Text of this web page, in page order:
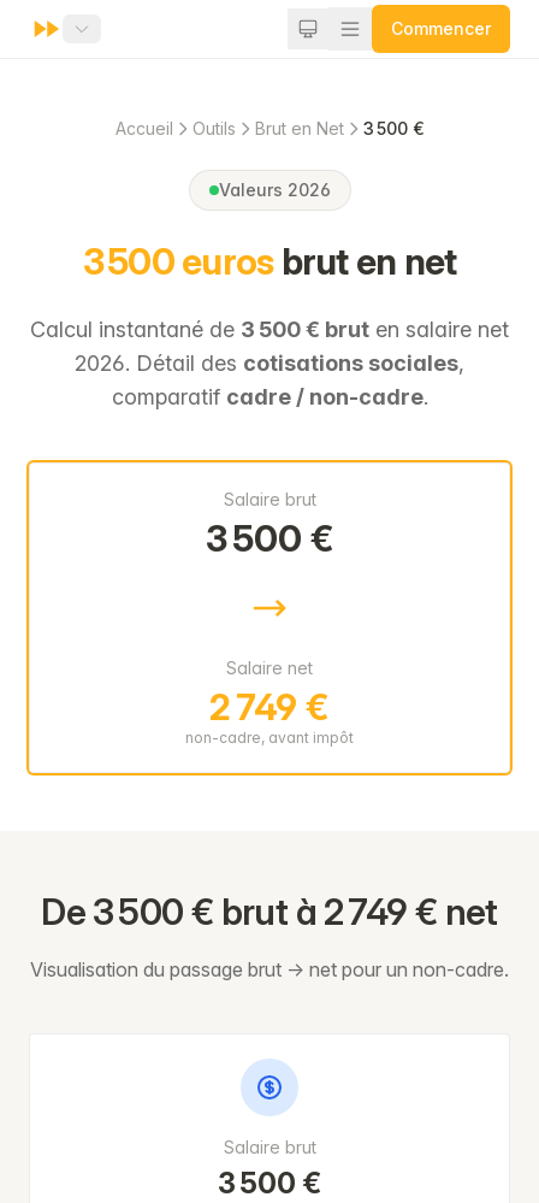
Commencer
Accueil Outils Brut en Net 3 500 €
Valeurs 2026
3 500 eurosbrut en net
Calcul instantané de 3 500 € brut en salaire net
2026. Détail des cotisations sociales,
comparatif cadre / non-cadre.
Salaire brut
3 500 €
Salaire net
2 749 €
non-cadre, avant impôt
De 3 500 € brut à 2 749 € net
Visualisation du passage brut → net pour un non-cadre.
Salaire brut
3 500 €